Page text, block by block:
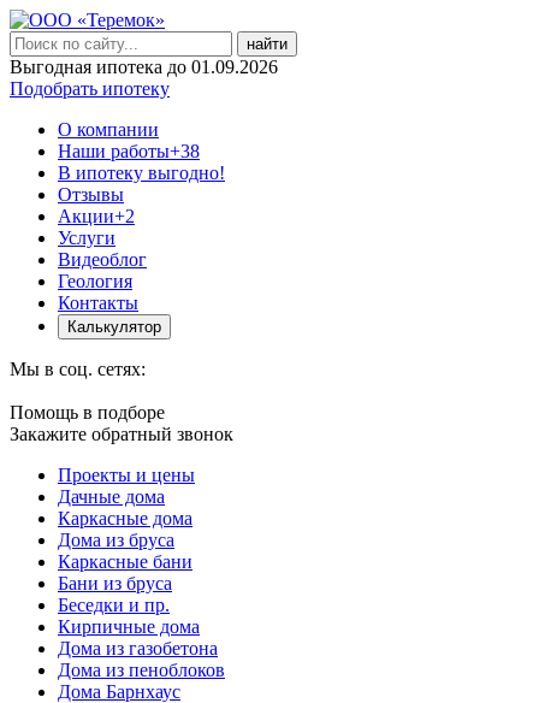
найти
Выгодная ипотека до 01.09.2026
Подобрать ипотеку
О компании
Наши работы+38
В ипотеку выгодно!
Отзывы
Акции+2
Услуги
Видеоблог
Геология
Контакты
Калькулятор
Мы в соц. сетях:
Помощь в подборе
Закажите обратный звонок
Проекты и цены
Дачные дома
Каркасные дома
Дома из бруса
Каркасные бани
Бани из бруса
Беседки и пр.
Кирпичные дома
Дома из газобетона
Дома из пеноблоков
Дома Барнхаус